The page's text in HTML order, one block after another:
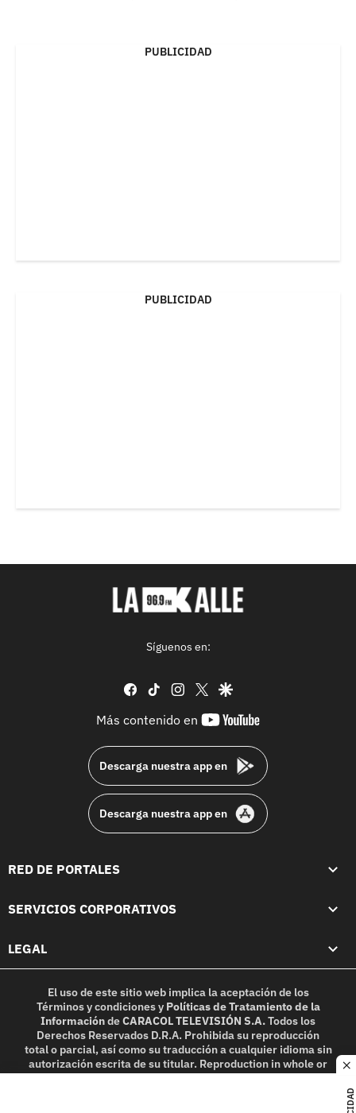
PUBLICIDAD
PUBLICIDAD
Síguenos en:
facebook
tiktok instagram
twittergoogle
Más contenido en
youtube-
Descarga nuestra app en
Descarga nuestra app en
RED DE PORTALES
SERVICIOS CORPORATIVOS
LEGAL
El uso de este sitio web implica la aceptación de los
Términos y condicionesy Políticas de Tratamiento de la
InformacióndeCARACOL TELEVISIÓN S.A.Todos los
Derechos Reservados D.R.A. Prohibida su reproducción
total o parcial, así como su traducción a cualquier idioma sin
autorización escrita de su titular. Reproduction in whole or
in part, or translation without written permission is